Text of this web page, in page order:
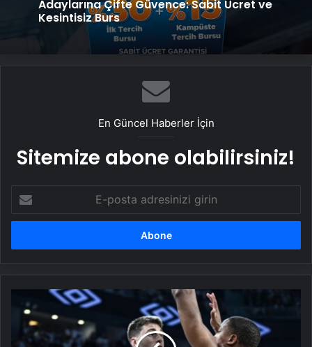
Nişantaşı Üniversitesi’nden 2026 YKS
Adaylarına Çifte Güvence: Sabit Ücret ve
Ankara rent a car
En Güncel Haberler İçin
Sitemize abone olabilirsiniz!
posta
adresinizi
derbisinde
kazanan
Beşiktaş